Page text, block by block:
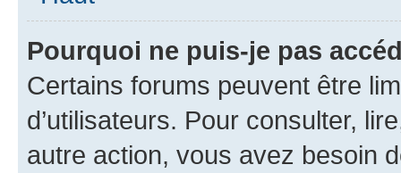
Pourquoi ne puis-je pas
Certains forums peuvent être
d’utilisateurs. Pour consulter,
autre action, vous avez besoin